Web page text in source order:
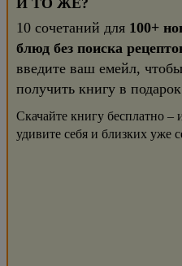
И ТО ЖЕ?
10 сочетаний для 100+
блюд без поиска
введите ваш емейл, чтобы
получить книгу в
Скачайте книгу бесплатно –
удивите себя и близких уже